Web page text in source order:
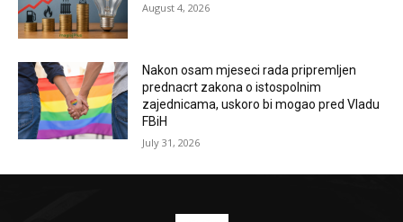
August 4, 2026
Nakon osam mjeseci rada pripremljen
prednacrt zakona o istospolnim
zajednicama, uskoro bi mogao pred Vladu
FBiH
July 31, 2026